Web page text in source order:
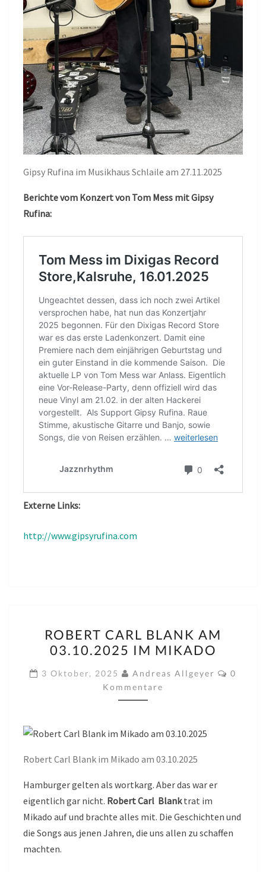
Gipsy Rufina im Musikhaus Schlaile am 27.11.2025
Berichte vom Konzert von Tom Mess mit Gipsy
Rufina:
Externe Links:
http://www.gipsyrufina.com
CARL
BLANK
AM
03.10.2025
IM
ROBERT CARL BLANK AM
03.10.2025 IM MIKADO
3 Oktober, 2025 Andreas Allgeyer
0
Kommentare
Robert Carl Blank im Mikado am 03.10.2025
Hamburger gelten als wortkarg. Aber das war er
eigentlich gar nicht. Robert Carl Blanktrat im
Mikado auf und brachte alles mit. Die Geschichten und
die Songs aus jenen Jahren, die uns allen zu schaffen
machten.